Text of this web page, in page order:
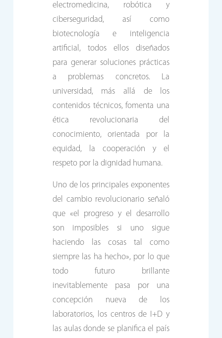
electromedicina, robótica y
ciberseguridad, así como
biotecnología e inteligencia
artificial, todos ellos diseñados
para generar soluciones prácticas
a problemas concretos. La
universidad, más allá de los
contenidos técnicos, fomenta una
ética revolucionaria del
conocimiento, orientada por la
equidad, la cooperación y el
respeto por la dignidad humana.
Uno de los principales exponentes
del cambio revolucionario señaló
que «el progreso y el desarrollo
son imposibles si uno sigue
haciendo las cosas tal como
siempre las ha hecho», por lo que
todo futuro brillante
inevitablemente pasa por una
concepción nueva de los
laboratorios, los centros de I+D y
las aulas donde se planifica el país